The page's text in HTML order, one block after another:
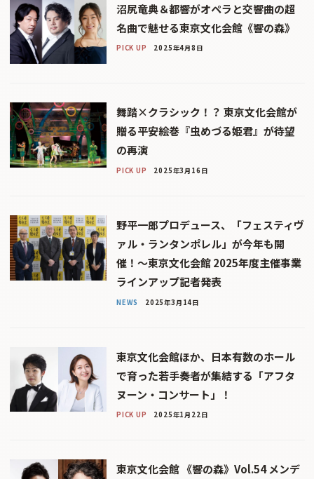
沼尻竜典＆都響がオペラと交響曲の超
名曲で魅せる東京文化会館《響の森》
PICK UP 2025年4月8日
舞踏×クラシック！？ 東京文化会館が
贈る平安絵巻『虫めづる姫君』が待望
の再演
PICK UP 2025年3月16日
野平一郎プロデュース、「フェスティヴ
ァル・ランタンポレル」が今年も開
催！～東京文化会館 2025年度主催事業
ラインアップ記者発表
NEWS 2025年3月14日
東京文化会館ほか、日本有数のホール
で育った若手奏者が集結する「アフタ
ヌーン・コンサート」！
PICK UP 2025年1月22日
東京文化会館 《響の森》Vol.54 メンデ